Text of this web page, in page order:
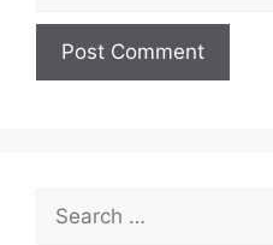
Search
for: